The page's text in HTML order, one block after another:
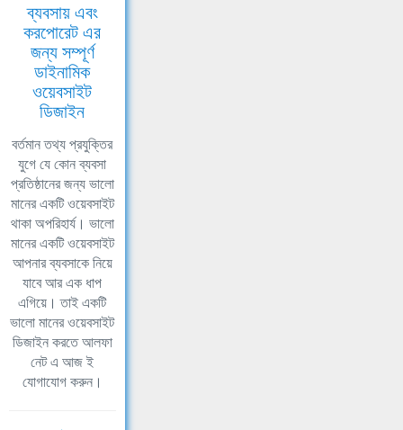
ব্যবসায় এবং
করপোরেট এর
জন্য সম্পূর্ণ
ডাইনামিক
ওয়েবসাইট
ডিজাইন
বর্তমান তথ্য প্রযুক্তির
যুগে যে কোন ব্যবসা
প্রতিষ্ঠানের জন্য ভালো
মানের একটি ওয়েবসাইট
থাকা অপরিহার্য। ভালো
মানের একটি ওয়েবসাইট
আপনার ব্যবসাকে নিয়ে
যাবে আর এক ধাপ
এগিয়ে। তাই একটি
ভালো মানের ওয়েবসাইট
ডিজাইন করতে আলফা
নেট এ আজ ই
যোগাযোগ করুন।